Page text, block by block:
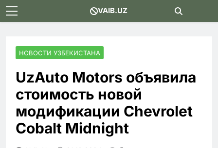
Skip
to
VAIB.UZ
НОВОСТИ УЗБЕКИСТАНА
UzAuto Motors объявила
стоимость новой
модификации Chevrolet
Cobalt Midnight